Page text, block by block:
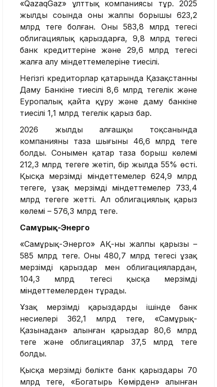
«QazaqGaz» ұлттық компаниясы тұр. 2025
жылдың соңында оның жалпы борышы 623,2
млрд теңге болған. Оның 583,8 млрд теңгесі
облигациялық қарыздарға, 9,8 млрд теңгесі
банк кредиттеріне және 29,6 млрд теңгесі
жалға алу міндеттемелеріне тиесілі.
Негізгі кредиторлар қатарында Қазақстанның
Даму Банкіне тиесілі 8,6 млрд теңгелік және
Еуропалық қайта құру және даму банкіне
тиесілі 1,1 млрд теңгелік қарыз бар.
2026 жылдың алғашқы тоқсанында
компанияның таза шығыны 46,6 млрд теңге
болды. Сонымен қатар таза борыш көлемі
212,3 млрд теңгеге жетіп, бір жылда 55% өсті.
Қысқа мерзімді міндеттемелер 624,9 млрд
теңгеге, ұзақ мерзімді міндеттемелер 733,4
млрд теңгеге жетті. Ал облигациялық қарыз
көлемі – 576,3 млрд теңге.
Самұрық-Энерго
«Самұрық-Энерго» АҚ-ның жалпы қарызы –
585 млрд теңге. Оның 480,7 млрд теңгесі ұзақ
мерзімді қарыздар мен облигациялардан,
104,3 млрд теңгесі қысқа мерзімді
міндеттемелерден тұрады.
Ұзақ мерзімді қарыздардың ішінде банк
несиелері 362,1 млрд теңге, «Самұрық-
Қазынадан» алынған қарыздар 80,6 млрд
теңге және облигациялар 37,5 млрд теңге
болды.
Қысқа мерзімді бөлікте банк қарыздары 70
млрд теңге, «Богатырь Көмірден» алынған